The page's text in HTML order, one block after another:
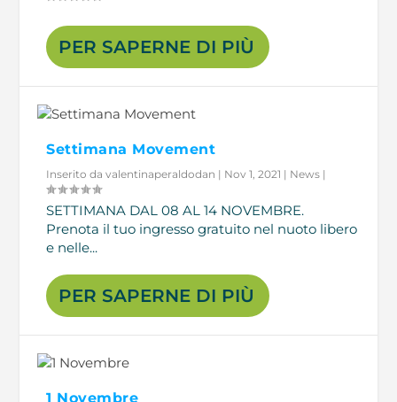
PER SAPERNE DI PIÙ
Settimana Movement
Inserito davalentinaperaldodan | Nov 1, 2021 | News |
SETTIMANA DAL 08 AL 14 NOVEMBRE.
Prenota il tuo ingresso gratuito nel nuoto libero
e nelle...
PER SAPERNE DI PIÙ
1 Novembre